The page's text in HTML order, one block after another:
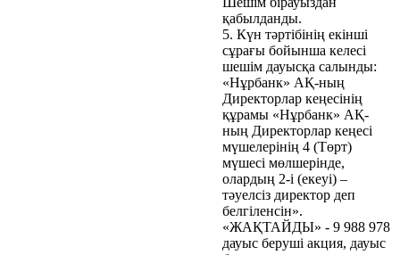
қабылданды.
5. Күн тәртібінің екінші
сұрағы бойынша келесі
шешім дауысқа салынды:
«Нұрбанк» АҚ-ның
Директорлар кеңесінің
құрамы «Нұрбанк» АҚ-
ның Директорлар кеңесі
мүшелерінің 4 (Төрт)
мүшесі мөлшерінде,
олардың 2-і (екеуі) –
тәуелсіз директор деп
белгіленсін».
«ЖАҚТАЙДЫ» - 9 988 978
дауыс беруші акция, дауыс